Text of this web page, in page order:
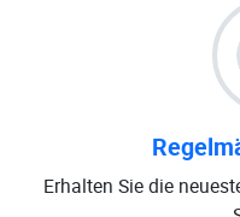
Erhalten Sie die